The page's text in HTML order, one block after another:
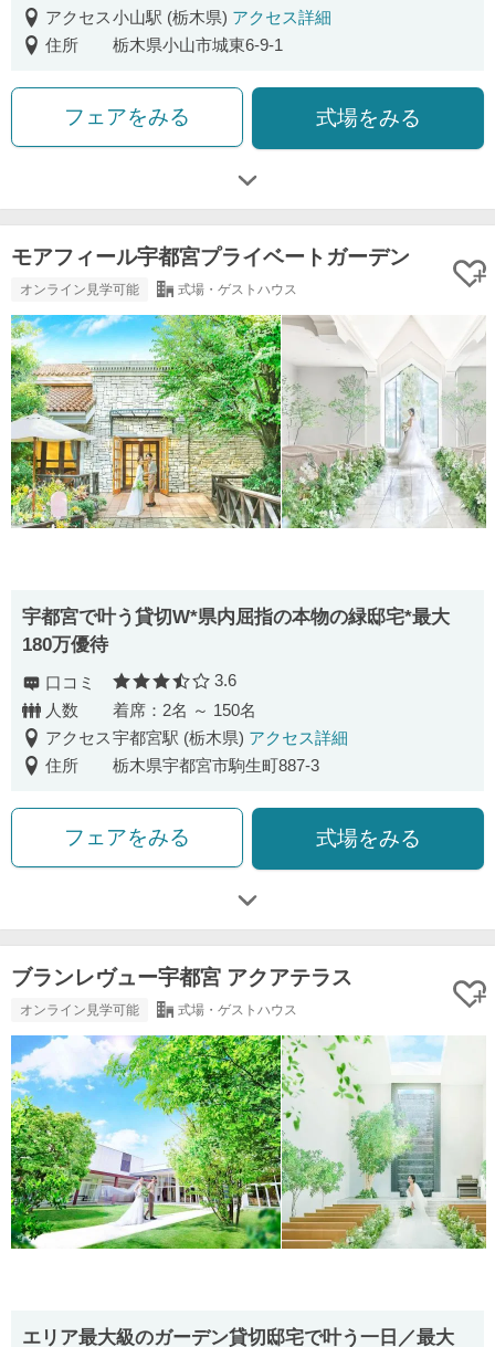
アクセス小山駅 (栃木県) アクセス詳細
住所
栃木県小山市城東6-9-1
フェアをみる 式場をみる
モアフィール宇都宮プライベートガーデン
オンライン見学可能 式場・ゲストハウス
宇都宮で叶う貸切W*県内屈指の本物の緑邸宅*最大
180万優待
口コミ 口コミ評価
3.6
人数
着席：2名 ～ 150名
アクセス宇都宮駅 (栃木県) アクセス詳細
住所
栃木県宇都宮市駒生町887-3
フェアをみる 式場をみる
ブランレヴュー宇都宮 アクアテラス
オンライン見学可能 式場・ゲストハウス
エリア最大級のガーデン貸切邸宅で叶う一日／最大